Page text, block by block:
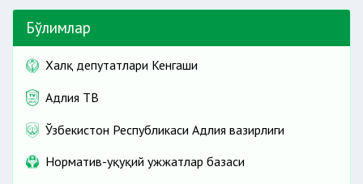
Бўлимлар
Халқ депутатлари Кенгаши
Адлия ТВ
Ўзбекистон Республикаси Адлия вазирлиги
Норматив-ҳуқуқий ҳужжатлар базаси